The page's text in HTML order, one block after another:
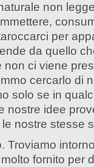
non
per
da quello
non ci viene
cercarlo di
solo se in
nostre idee
nostre stesse
Troviamo
fornito per